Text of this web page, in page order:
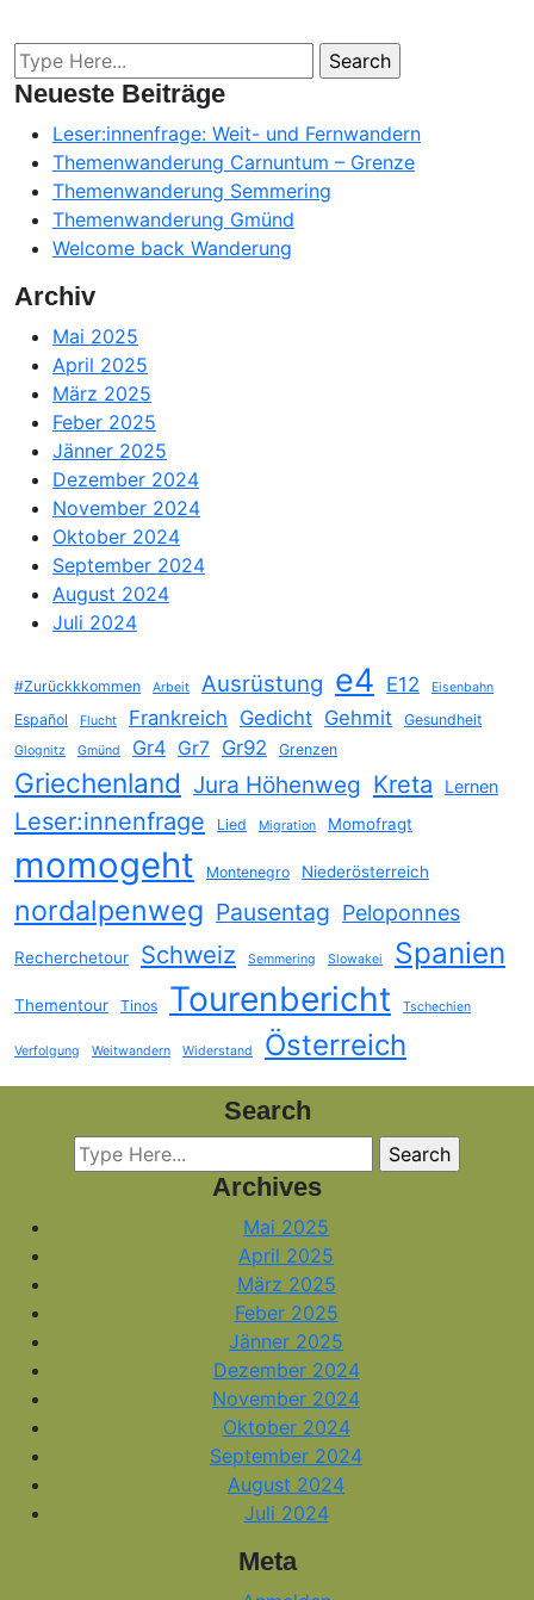
Neueste Beiträge
Leser:innenfrage: Weit- und Fernwandern
Themenwanderung Carnuntum – Grenze
Themenwanderung Semmering
Themenwanderung Gmünd
Welcome back Wanderung
Archiv
Mai 2025
April 2025
März 2025
Feber 2025
Jänner 2025
Dezember 2024
November 2024
Oktober 2024
September 2024
August 2024
Juli 2024
#Zurückkkommen Arbeit Ausrüstung e4 E12 Eisenbahn
Español Flucht Frankreich Gedicht Gehmit Gesundheit
Glognitz Gmünd Gr4 Gr7 Gr92 Grenzen
Griechenland Jura Höhenweg Kreta Lernen
Leser:innenfrage Lied Migration Momofragt
momogeht Montenegro Niederösterreich
nordalpenweg Pausentag Peloponnes
Recherchetour Schweiz Semmering Slowakei Spanien
Thementour Tinos Tourenbericht Tschechien
Verfolgung Weitwandern Widerstand Österreich
Search
Archives
Mai 2025
April 2025
März 2025
Feber 2025
Jänner 2025
Dezember 2024
November 2024
Oktober 2024
September 2024
August 2024
Juli 2024
Meta